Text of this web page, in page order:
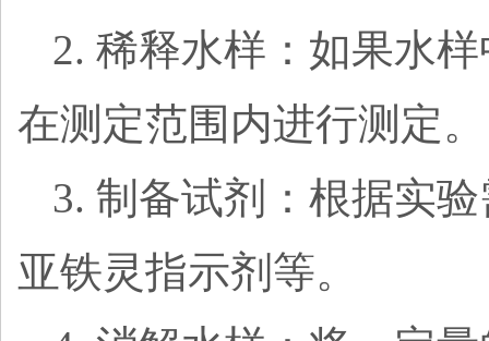
2. 稀释水样：如果水
在测定范围内进行测定。
3. 制备试剂：根据实
亚铁灵指示剂等。